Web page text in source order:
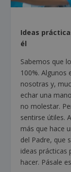
Ideas
él
Sabemos que
100%. Algunos
nosotras y,
echar una
no molestar.
sentirse útiles.
más que hace
del Padre, que
ideas prácticas
hacer. Pásale